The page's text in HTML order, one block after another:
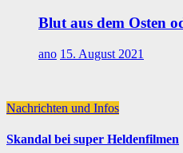
Blut aus dem Osten
ano 15. August 2021
Nachrichten und Infos
Skandal bei super Heldenfilmen